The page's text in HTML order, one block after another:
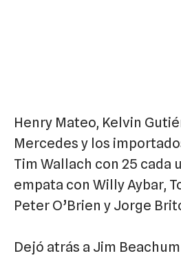
Henry Mateo, Kelvin
Mercedes y los
Tim Wallach con 25 cada
empata con Willy Aybar,
Peter O’Brien y Jorge
Dejó atrás a Jim